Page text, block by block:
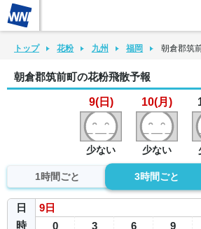
花粉カレンダー 花粉図鑑 花粉症チェックシ
トップ 花粉 九州 福岡 朝倉郡筑
朝倉郡筑前町の花粉飛散予報
9(日)
少ない
10(月)
少ない
1時間ごと 3時間ごと
日
時
9 日
0
3 6 9